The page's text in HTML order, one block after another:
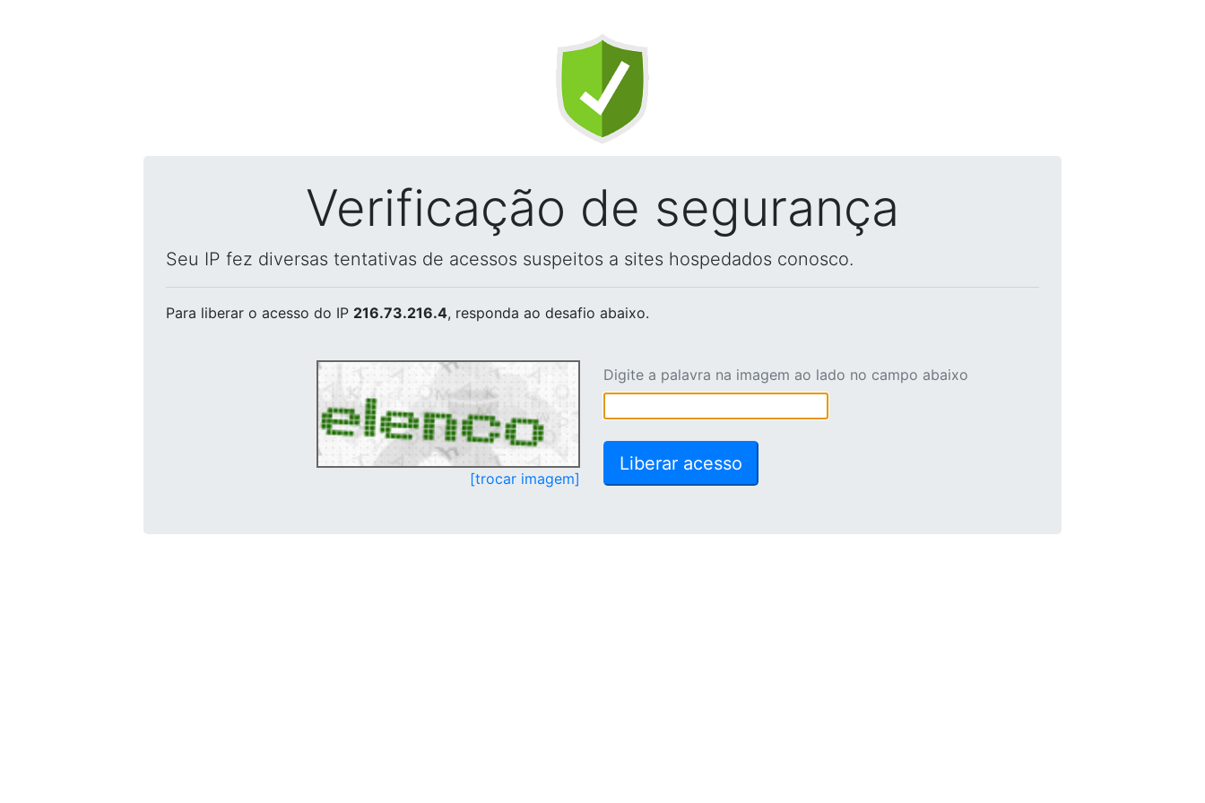
Verificação de segurança
Seu IP fez diversas tentativas de acessos suspeitos a sites hospedados conosco.
Para liberar o acesso do IP 216.73.216.4, responda ao desafio abaixo.
[trocar imagem]
Digite a palavra na imagem ao lado no campo abaixo